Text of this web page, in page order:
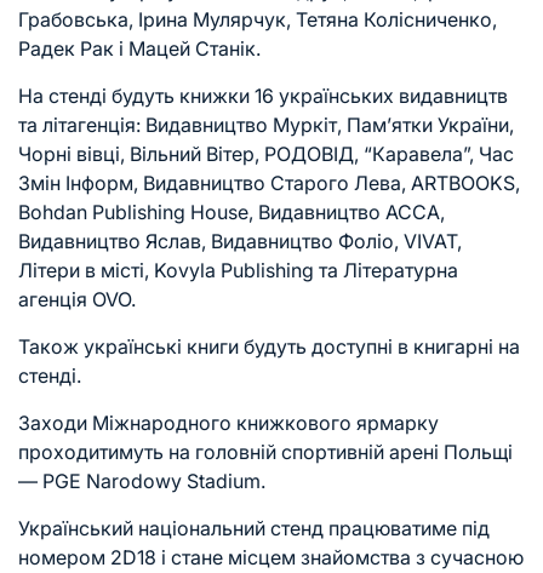
Грабовська, Ірина Мулярчук, Тетяна Колісниченко,
Радек Рак і Мацей Станік.
На стенді будуть книжки 16 українських видавництв
та літагенція: Видавництво Муркіт, Памʼятки України,
Чорні вівці, Вільний Вітер, РОДОВІД, “Каравела”, Час
Змін Інформ, Видавництво Старого Лева, ARTBOOKS,
Bohdan Publishing House, Видавництво АССА,
Видавництво Яслав, Видавництво Фоліо, VIVAT,
Літери в місті, Kovyla Publishing та Літературна
агенція OVO.
Також українські книги будуть доступні в книгарні на
стенді.
Заходи Міжнародного книжкового ярмарку
проходитимуть на головній спортивній арені Польщі
— PGE Narodowy Stadium.
Український національний стенд працюватиме під
номером 2D18 і стане місцем знайомства з сучасною